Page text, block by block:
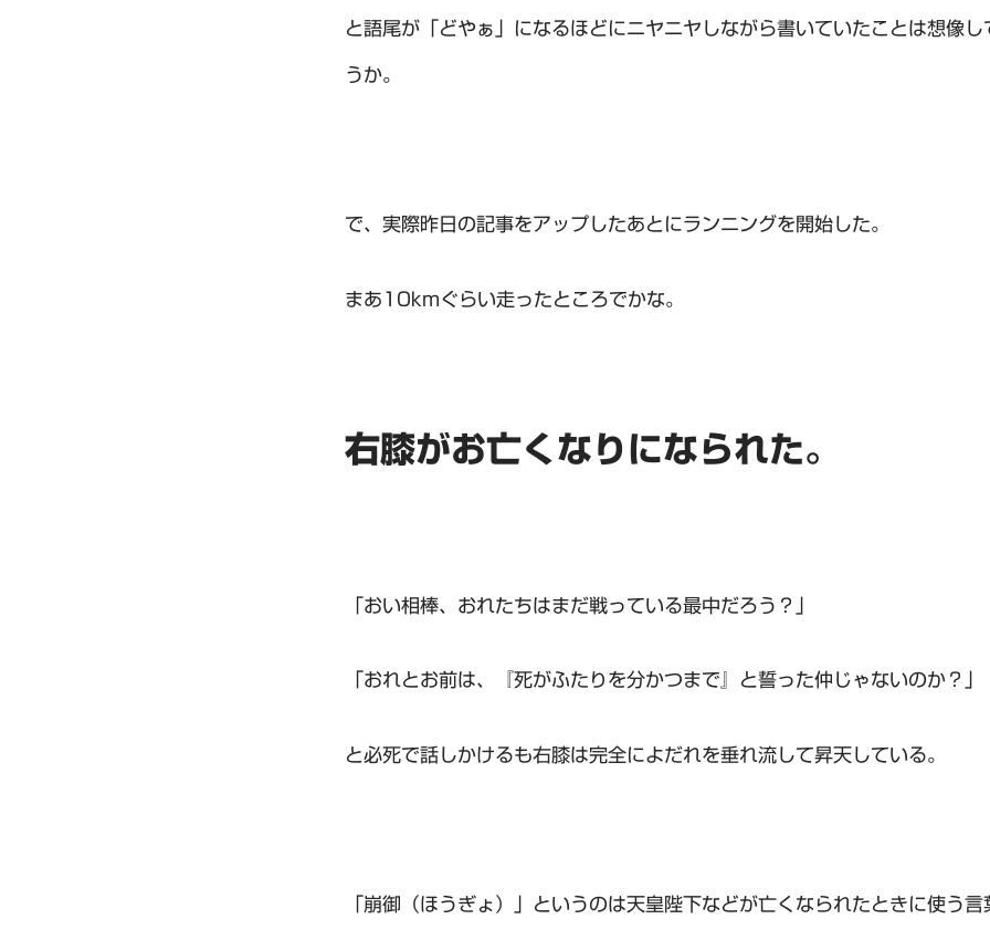
と語尾が「どやぁ」になるほどにニヤニヤしながら書いていたことは想像し
うか。
で、実際昨日の記事をアップしたあとにランニングを開始した。
まあ10kmぐらい走ったところでかな。
右膝がお亡くなりになられた。
「おい相棒、おれたちはまだ戦っている最中だろう？」
「おれとお前は、『死がふたりを分かつまで』と誓った仲じゃないのか？」
と必死で話しかけるも右膝は完全によだれを垂れ流して昇天している。
「崩御（ほうぎょ）」というのは天皇陛下などが亡くなられたときに使う